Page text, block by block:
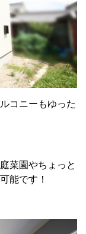
コニーもゆった
菜園やちょっと
能です！